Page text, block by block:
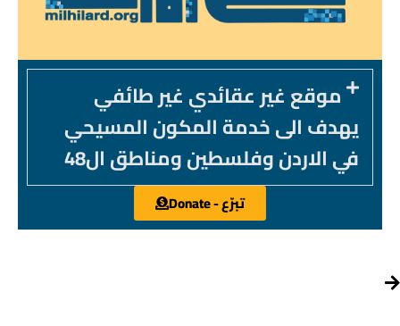
موقع غير عقائدي غير طائفي
يهدف الى خدمة المكون المسيحي
في الاردن وفلسطين ومناطق ال48
تبرّع - Donate